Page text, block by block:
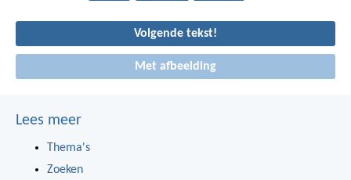
Volgende tekst!
Met afbeelding
Lees meer
Thema's
Zoeken